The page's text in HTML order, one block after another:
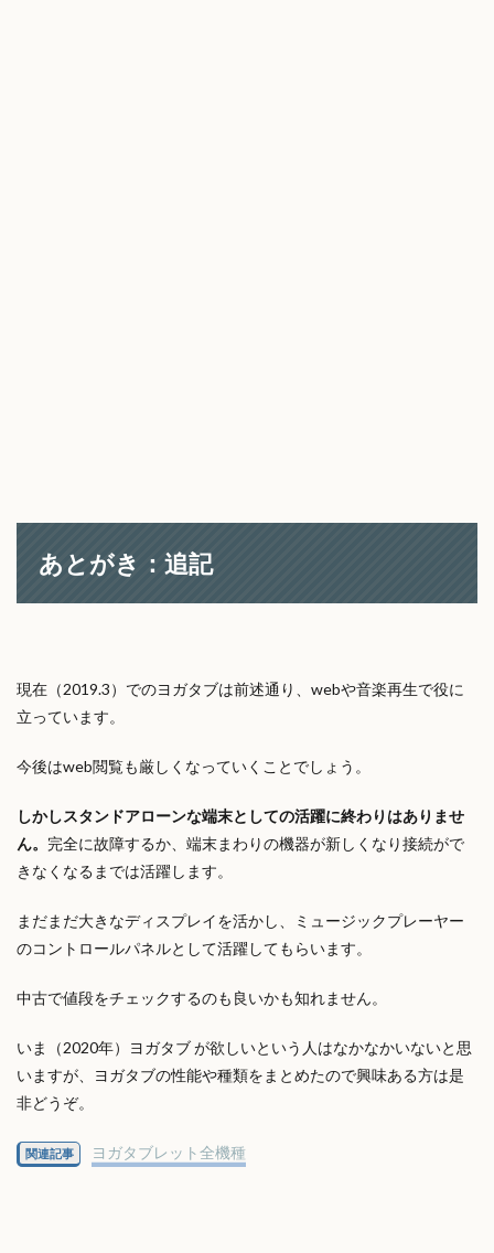
あとがき：追記
現在（2019.3）でのヨガタブは前述通り、webや音楽再生で役に
立っています。
今後はweb閲覧も厳しくなっていくことでしょう。
しかしスタンドアローンな端末としての活躍に終わりはありませ
ん。 完全に故障するか、端末まわりの機器が新しくなり接続がで
きなくなるまでは活躍します。
まだまだ大きなディスプレイを活かし、ミュージックプレーヤー
のコントロールパネルとして活躍してもらいます。
中古で値段をチェックするのも良いかも知れません。
いま（2020年）ヨガタブ が欲しいという人はなかなかいないと思
いますが、ヨガタブの性能や種類をまとめたので興味ある方は是
非どうぞ。
関連記事 ヨガタブレット全機種